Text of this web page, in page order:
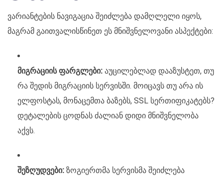
ვარიანტების ნავიგაცია შეიძლება დამღლელი იყოს,
მაგრამ გაითვალისწინეთ ეს მნიშვნელოვანი ასპექტები:
მიგრაციის ფარგლები: აუცილებლად დააზუსტეთ, თუ
რა შედის მიგრაციის სერვისში. მოიცავს თუ არა ის
ელფოსტას, მონაცემთა ბაზებს, SSL სერთიფიკატებს?
დეტალების ცოდნას ძალიან დიდი მნიშვნელობა
აქვს.
შეზღუდვები: ზოგიერთმა სერვისმა შეიძლება